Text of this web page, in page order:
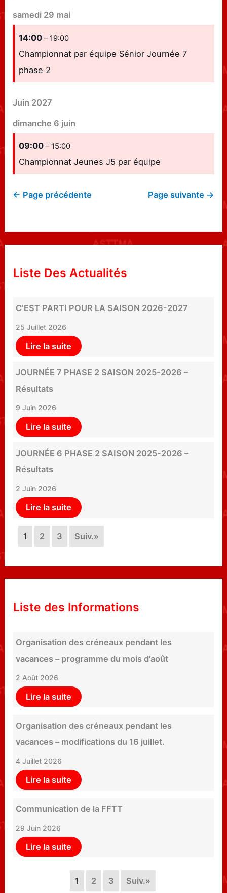
samedi 29 mai
14:00– 19:00
Championnat par équipe Sénior Journée 7
phase 2
Juin 2027
dimanche 6 juin
09:00– 15:00
Championnat Jeunes J5 par équipe
← Page précédente Page suivante →
Liste Des Actualités
C’EST PARTI POUR LA SAISON 2026-2027
25 Juillet 2026
Lire la suite
JOURNÉE 7 PHASE 2 SAISON 2025-2026 –
Résultats
9 Juin 2026
Lire la suite
JOURNÉE 6 PHASE 2 SAISON 2025-2026 –
Résultats
2 Juin 2026
Lire la suite
1 2 3 Suiv.»
Liste des Informations
Organisation des créneaux pendant les
vacances – programme du mois d’août
2 Août 2026
Lire la suite
Organisation des créneaux pendant les
vacances – modifications du 16 juillet.
4 Juillet 2026
Lire la suite
Communication de la FFTT
29 Juin 2026
Lire la suite
1 2 3 Suiv.»